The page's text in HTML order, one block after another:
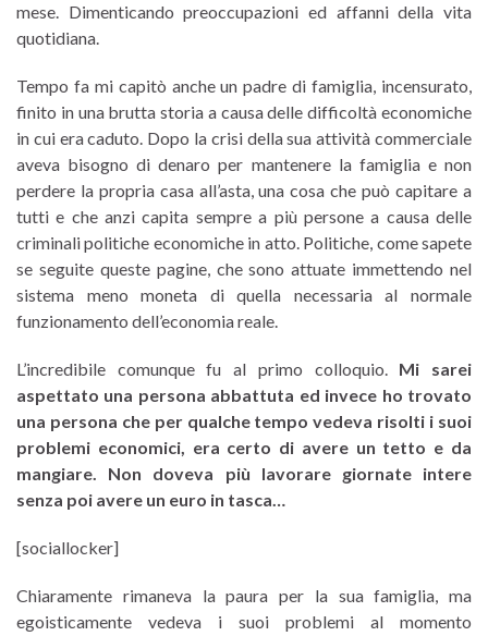
mese. Dimenticando preoccupazioni ed affanni della vita
quotidiana.
Tempo fa mi capitò anche un padre di famiglia, incensurato,
finito in una brutta storia a causa delle difficoltà economiche
in cui era caduto. Dopo la crisi della sua attività commerciale
aveva bisogno di denaro per mantenere la famiglia e non
perdere la propria casa all’asta, una cosa che può capitare a
tutti e che anzi capita sempre a più persone a causa delle
criminali politiche economiche in atto. Politiche, come sapete
se seguite queste pagine, che sono attuate immettendo nel
sistema meno moneta di quella necessaria al normale
funzionamento dell’economia reale.
L’incredibile comunque fu al primo colloquio. Mi sarei
aspettato una persona abbattuta ed invece ho trovato
una persona che per qualche tempo vedeva risolti i suoi
problemi economici, era certo di avere un tetto e da
mangiare. Non doveva più lavorare giornate intere
senza poi avere un euro in tasca…
[sociallocker]
Chiaramente rimaneva la paura per la sua famiglia, ma
egoisticamente vedeva i suoi problemi al momento